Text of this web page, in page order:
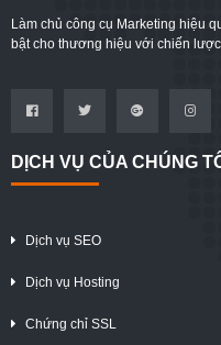
Làm chủ công cụ Marketing hiệu
bật cho thương hiệu với chiến
DỊCH VỤ CỦA CHÚNG
Dịch vụ SEO
Dịch vụ Hosting
Chứng chỉ SSL